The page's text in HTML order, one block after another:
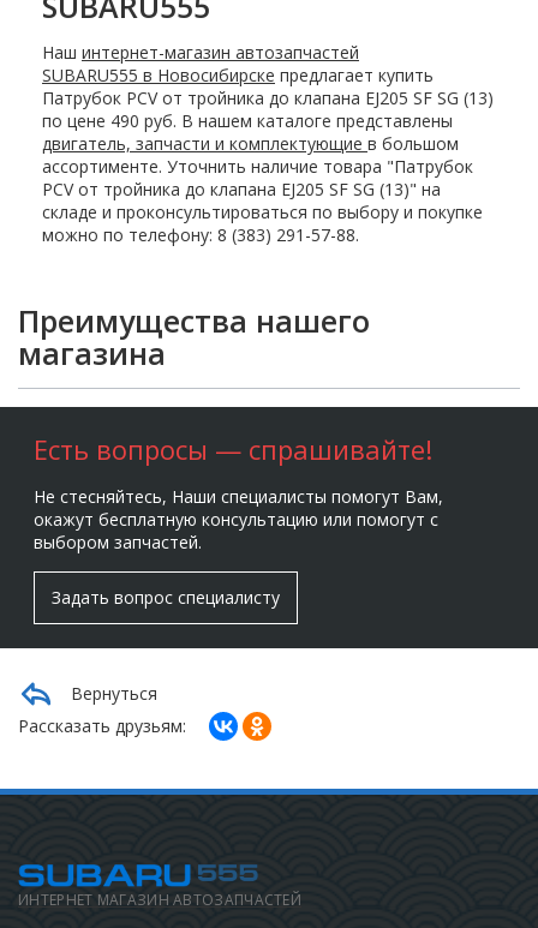
Наш интернет-магазин автозапчастей
SUBARU555 в Новосибирске предлагает купить
Патрубок PCV от тройника до клапана EJ205 SF SG (13)
по цене 490 руб. В нашем каталоге представлены
двигатель, запчасти и комплектующие в большом
ассортименте. Уточнить наличие товара "Патрубок
PCV от тройника до клапана EJ205 SF SG (13)" на
складе и проконсультироваться по выбору и покупке
можно по телефону: 8 (383) 291-57-88.
Преимущества нашего
магазина
Есть вопросы — спрашивайте!
Не стесняйтесь, Наши специалисты помогут Вам,
окажут бесплатную консультацию или помогут с
выбором запчастей.
Задать вопрос специалисту
Вернуться
Рассказать друзьям:
ИНТЕРНЕТ МАГАЗИН АВТОЗАПЧАСТЕЙ